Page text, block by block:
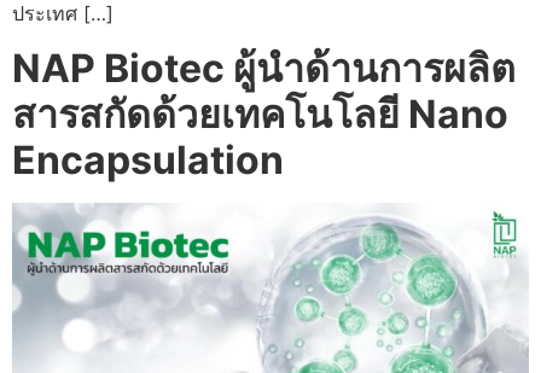
ประเทศ […]
NAP Biotec ผู้นำด้านการผลิต
สารสกัดด้วยเทคโนโลยี Nano
Encapsulation